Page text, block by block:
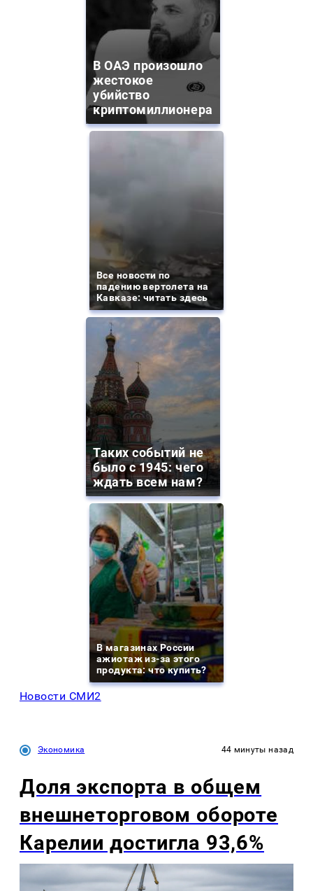
В ОАЭ произошло
жестокое
убийство
криптомиллионера
Все новости по
падению вертолета на
Кавказе: читать здесь
Таких событий не
было с 1945: чего
ждать всем нам?
В магазинах России
ажиотаж из-за этого
продукта: что купить?
Новости СМИ2
Экономика 44 минуты назад
Доля экспорта в общем
внешнеторговом обороте
Карелии достигла 93,6%